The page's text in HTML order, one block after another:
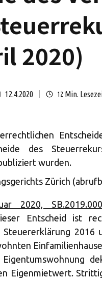
2020)
12.4.2020 12 Min.
des
wurden.
Zürich
2020,
Entscheid ist
2016
Eigenmietwert.